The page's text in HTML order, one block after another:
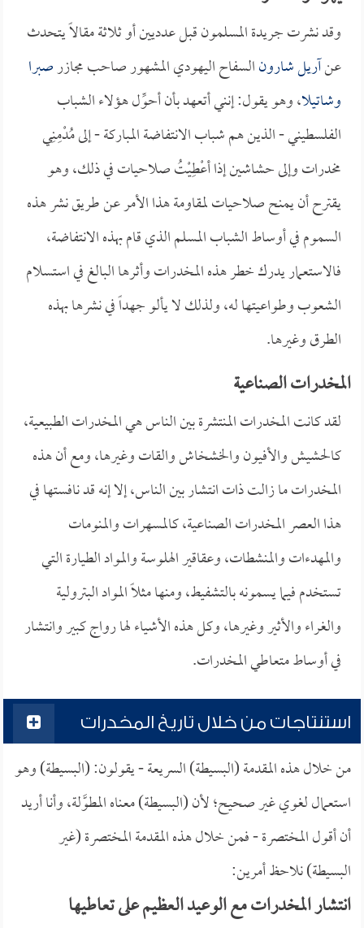
وقد نشرت جريدة المسلمون قبل عدديين أو ثلاثة مقالاً يتحدث
عنآريل شارونالسفاح اليهودي المشهور صاحب مجازرصبرا
وشاتيلا، وهو يقول: إنني أتعهد بأن أحوِّل هؤلاء الشباب
الفلسطيني - الذين هم شباب الانتفاضة المباركة - إلى مُدْمِنِي
مخدرات وإلى حشاشين إذا أعْطِيْتُ صلاحيات في ذلك، وهو
يقترح أن يمنح صلاحيات لمقاومة هذا الأمر عن طريق نشر هذه
السموم في أوساط الشباب المسلم الذي قام بهذه الانتفاضة،
فالاستعمار يدرك خطر هذه المخدرات وأثرها البالغ في استسلام
الشعوب وطواعيتها له، ولذلك لا يألو جهداً في نشرها بهذه
الطرق وغيرها.
المخدرات الصناعية
لقد كانت المخدرات المنتشرة بين الناس هي المخدرات الطبيعية،
كالحشيش والأفيون والخشخاش والقات وغيرها، ومع أن هذه
المخدرات ما زالت ذات انتشار بين الناس، إلا إنه قد نافستها في
هذا العصر المخدرات الصناعية، كالمسهرات والمنومات
والمهدءات والمنشطات، وعقاقير الهلوسة والمواد الطيارة التي
تستخدم فيما يسمونه بالتشفيط، ومنها مثلاً المواد البترولية
والغراء والأثير وغيرها، وكل هذه الأشياء لها رواج كبير وانتشار
في أوساط متعاطي المخدرات.
استنتاجات من خلال تاريخ المخدرات
من خلال هذه المقدمة (البسيطة) السريعة - يقولون: (البسيطة) وهو
استعمال لغوي غير صحيح؛ لأن (البسيطة) معناه المطوَّلة، وأنا أريد
أن أقول المختصرة - فمن خلال هذه المقدمة المختصرة (غير
البسيطة) نلاحظ أمرين:
انتشار المخدرات مع الوعيد العظيم على تعاطيها